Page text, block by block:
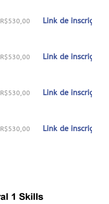
R$530,00 Link de inscrição
R$530,00 Link de inscrição
R$530,00 Link de inscrição
R$530,00 Link de inscrição